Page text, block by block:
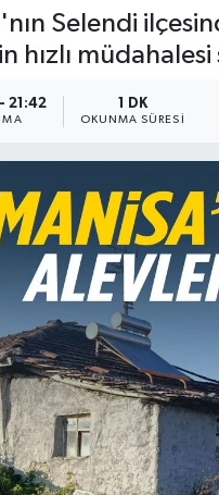
Selendi
hızlı
21:42 1 DK
OKUNMA SÜRESI